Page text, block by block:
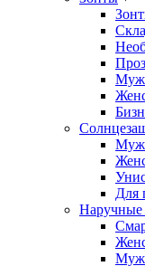
Для
Наручные